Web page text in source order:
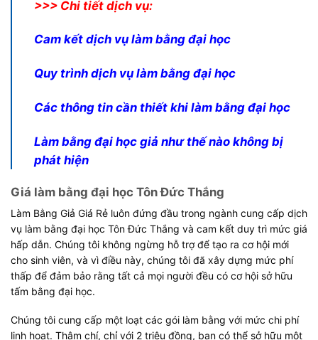
>>> Chi tiết dịch vụ:
Cam kết dịch vụ làmbằng đại học
Quy trình dịch vụ làm bằng đại học
Các thông tin cần thiết khi làm bằng đại học
Làm bằng đại học giả như thế nào không bị
phát hiện
Giá làm bằng đại học Tôn Đức Thắng
Làm Bằng Giả Giá Rẻ luôn đứng đầu trong ngành cung cấp dịch
vụ làm bằng đại học Tôn Đức Thắng và cam kết duy trì mức giá
hấp dẫn. Chúng tôi không ngừng hỗ trợ để tạo ra cơ hội mới
cho sinh viên, và vì điều này, chúng tôi đã xây dựng mức phí
thấp để đảm bảo rằng tất cả mọi người đều có cơ hội sở hữu
tấm bằng đại học.
Chúng tôi cung cấp một loạt các gói làm bằng với mức chi phí
linh hoạt. Thậm chí, chỉ với 2 triệu đồng, bạn có thể sở hữu một